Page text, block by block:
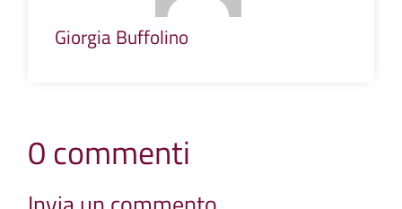
Giorgia Buffolino
0 commenti